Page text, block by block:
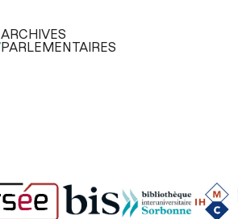
ARCHIVES
PARLEMENTAIRES